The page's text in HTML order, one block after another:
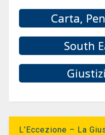
Carta,
South
L’Eccezione – La